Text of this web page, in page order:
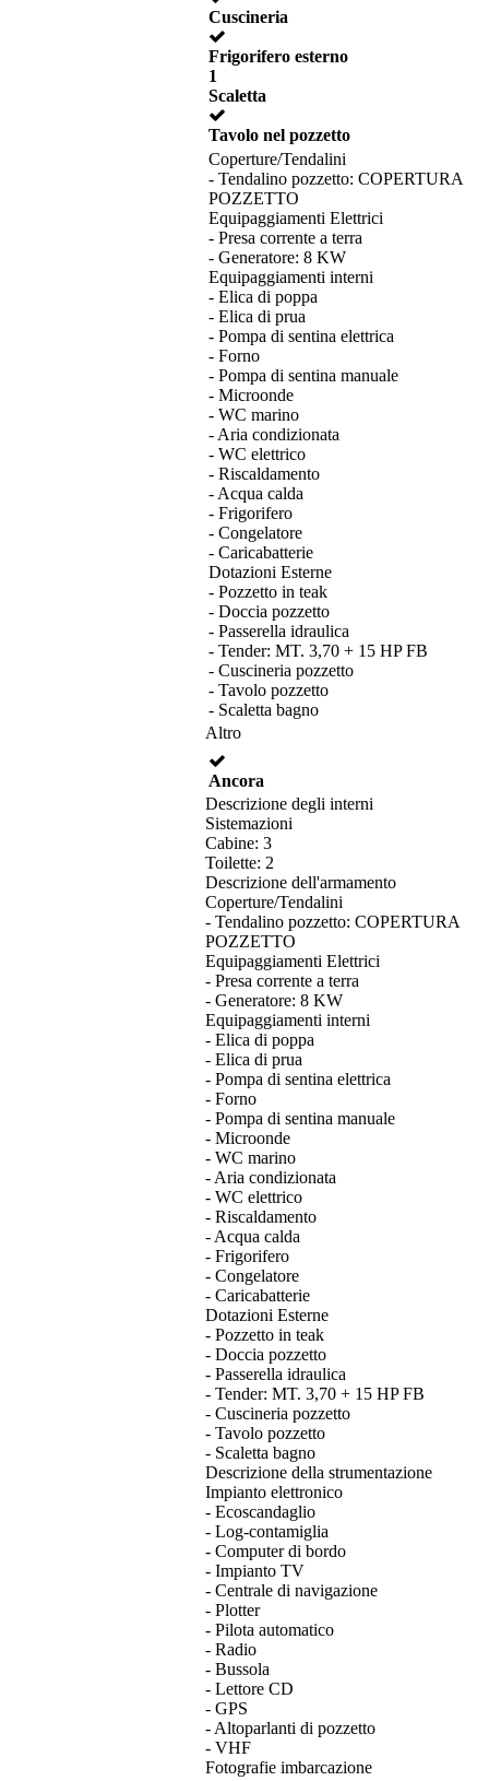
Cuscineria
Frigorifero esterno
1
Scaletta
Tavolo nel pozzetto
Coperture/Tendalini
- Tendalino pozzetto: COPERTURA
POZZETTO
Equipaggiamenti Elettrici
- Presa corrente a terra
- Generatore: 8 KW
Equipaggiamenti interni
- Elica di poppa
- Elica di prua
- Pompa di sentina elettrica
- Forno
- Pompa di sentina manuale
- Microonde
- WC marino
- Aria condizionata
- WC elettrico
- Riscaldamento
- Acqua calda
- Frigorifero
- Congelatore
- Caricabatterie
Dotazioni Esterne
- Pozzetto in teak
- Doccia pozzetto
- Passerella idraulica
- Tender: MT. 3,70 + 15 HP FB
- Cuscineria pozzetto
- Tavolo pozzetto
- Scaletta bagno
Altro
Ancora
Descrizione degli interni
Sistemazioni
Cabine: 3
Toilette: 2
Descrizione dell'armamento
Coperture/Tendalini
- Tendalino pozzetto: COPERTURA
POZZETTO
Equipaggiamenti Elettrici
- Presa corrente a terra
- Generatore: 8 KW
Equipaggiamenti interni
- Elica di poppa
- Elica di prua
- Pompa di sentina elettrica
- Forno
- Pompa di sentina manuale
- Microonde
- WC marino
- Aria condizionata
- WC elettrico
- Riscaldamento
- Acqua calda
- Frigorifero
- Congelatore
- Caricabatterie
Dotazioni Esterne
- Pozzetto in teak
- Doccia pozzetto
- Passerella idraulica
- Tender: MT. 3,70 + 15 HP FB
- Cuscineria pozzetto
- Tavolo pozzetto
- Scaletta bagno
Descrizione della strumentazione
Impianto elettronico
- Ecoscandaglio
- Log-contamiglia
- Computer di bordo
- Impianto TV
- Centrale di navigazione
- Plotter
- Pilota automatico
- Radio
- Bussola
- Lettore CD
- GPS
- Altoparlanti di pozzetto
- VHF
Fotografie imbarcazione